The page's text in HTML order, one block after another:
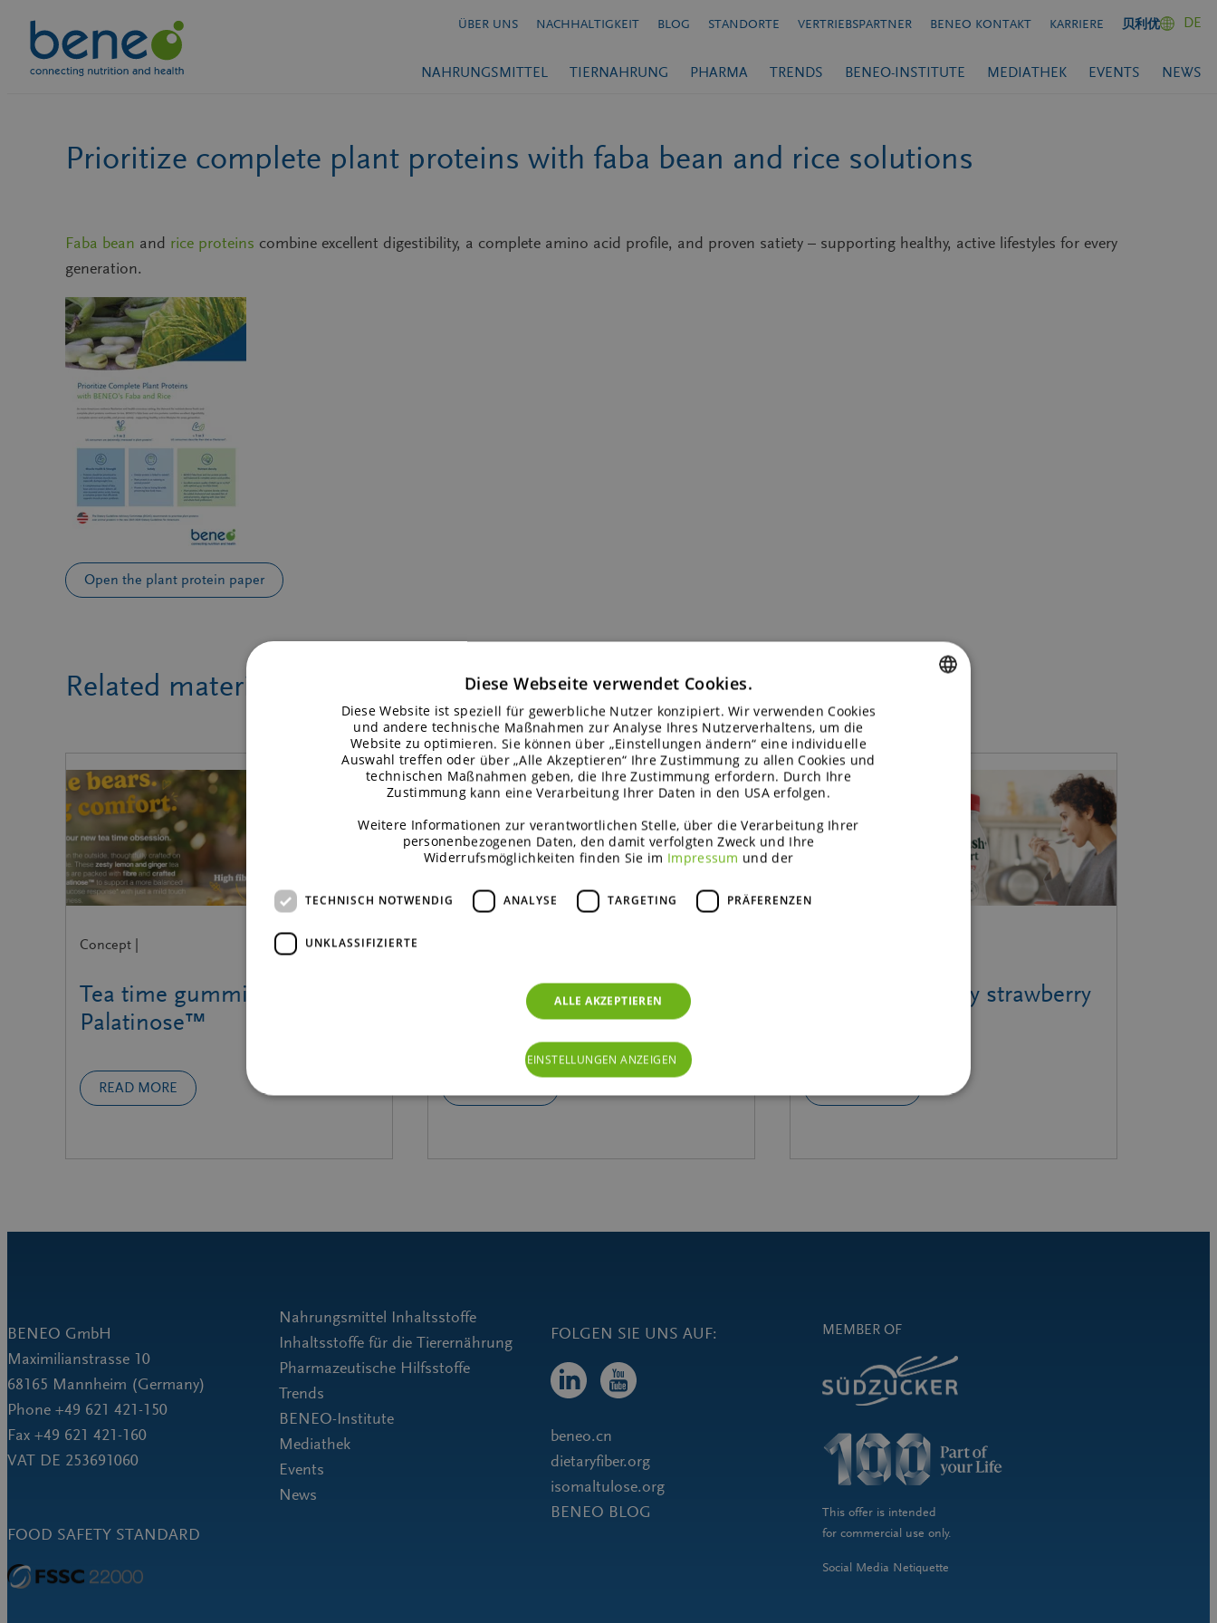
Zum
ÜBER UNS NACHHALTIGKEIT BLOG STANDORTE VERTRIEBSPARTNER BENEO KONTAKT KARRIERE 贝利优 DE
NAHRUNGSMITTEL TIERNAHRUNG PHARMA TRENDS BENEO-INSTITUTE MEDIATHEK EVENTS NEWS
Prioritize complete plant proteins with faba bean and rice solutions
Faba bean and rice proteins combine excellent digestibility, a complete amino acid profile, and proven satiety – supporting healthy, active lifestyles for every
generation.
Open the plant protein paper
Related material
Concept |
Tea time gummies with
Palatinose™
READ MORE
Sustained soft sponge cake
with strawberry jam
Sustained energy strawberry
BENEO GmbH
Maximilianstrasse 10
68165 Mannheim (Germany)
Phone +49 621 421-150
Fax +49 621 421-160
VAT DE 253691060
FOOD SAFETY STANDARD
Nahrungsmittel Inhaltsstoffe
Inhaltsstoffe für die Tierernährung
Pharmazeutische Hilfsstoffe
Trends
BENEO-Institute
Mediathek
Events
News
beneo.cn
dietaryfiber.org
isomaltulose.org
BENEO BLOG
MEMBER OF
This offer is intended
for commercial use only.
Social Media Netiquette
Diese Webseite verwendet Cookies.
Diese Website ist speziell für gewerbliche Nutzer konzipiert. Wir verwenden Cookies
und andere technische Maßnahmen zur Analyse Ihres Nutzerverhaltens, um die
Website zu optimieren. Sie können über „Einstellungen ändern“ eine individuelle
Auswahl treffen oder über „Alle Akzeptieren“ Ihre Zustimmung zu allen Cookies und
technischen Maßnahmen geben, die Ihre Zustimmung erfordern. Durch Ihre
Zustimmung kann eine Verarbeitung Ihrer Daten in den USA erfolgen.
Weitere Informationen zur verantwortlichen Stelle, über die Verarbeitung Ihrer
personenbezogenen Daten, den damit verfolgten Zweck und Ihre
Widerrufsmöglichkeiten finden Sie im Impressum und der
TECHNISCH NOTWENDIG ANALYSE TARGETING PRÄFERENZEN
UNKLASSIFIZIERTE
ALLE AKZEPTIEREN
EINSTELLUNGEN ANZEIGEN